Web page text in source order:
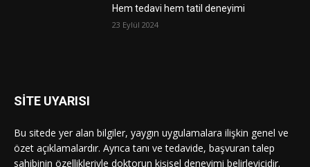
Hem tedavi hem tatil deneyimi
23 Eylül 2024
SİTE UYARISI
Bu sitede yer alan bilgiler, yaygın uygulamalara ilişkin genel ve
özet açıklamalardır. Ayrıca tanı ve tedavide, başvuran talep
sahibinin özellikleriyle doktorun kişisel deneyimi belirleyicidir.